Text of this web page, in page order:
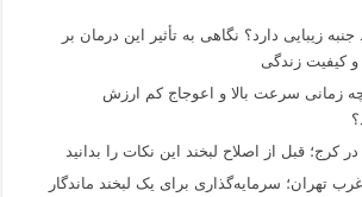
زیبایی دارد؟ نگاهی به تأثیر این درمان بر
کیفیت زندگی
زمانی سرعت بالا و اعوجاج کم ارزش
کرج؛ قبل از اصلاح لبخند این نکات را بدانید
تهران؛ سرمایه‌گذاری برای یک لبخند ماندگار